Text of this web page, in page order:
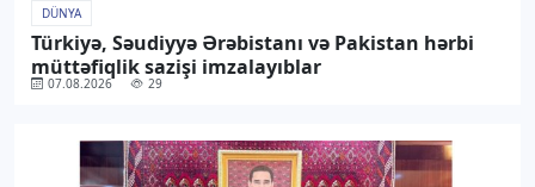
DÜNYA
Türkiyə, Səudiyyə Ərəbistanı və Pakistan hərbi
müttəfiqlik sazişi imzalayıblar
07.08.2026 29